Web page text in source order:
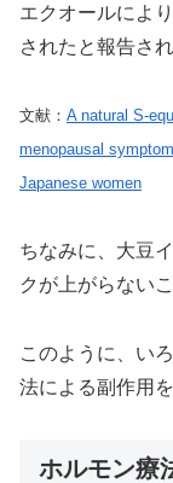
エクオールによ
されたと報告さ
文献： A natural S-
menopausal
Japanese women
ちなみに、大豆
クが上がらない
このように、い
法による副作用
ホルモン療